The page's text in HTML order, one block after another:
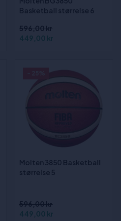
Basketball størrelse 6
596,00 kr
449,00 kr
Molten 3850 Basketball
størrelse 5
596,00 kr
449,00 kr